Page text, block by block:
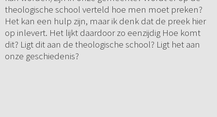
theologische school verteld hoe men moet preken?
Het kan een hulp zijn, maar ik denk dat de preek hier
op inlevert. Het lijkt daardoor zo eenzijdig Hoe komt
dit? Ligt dit aan de theologische school? Ligt het aan
onze geschiedenis?